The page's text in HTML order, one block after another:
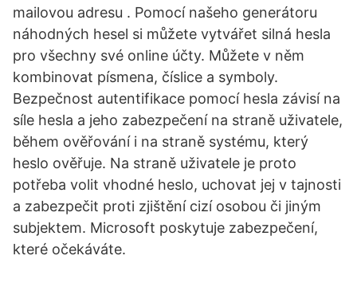
mailovou adresu . Pomocí našeho generátoru
náhodných hesel si můžete vytvářet silná hesla
pro všechny své online účty. Můžete v něm
kombinovat písmena, číslice a symboly.
Bezpečnost autentifikace pomocí hesla závisí na
síle hesla a jeho zabezpečení na straně uživatele,
během ověřování i na straně systému, který
heslo ověřuje. Na straně uživatele je proto
potřeba volit vhodné heslo, uchovat jej v tajnosti
a zabezpečit proti zjištění cizí osobou či jiným
subjektem. Microsoft poskytuje zabezpečení,
které očekáváte.